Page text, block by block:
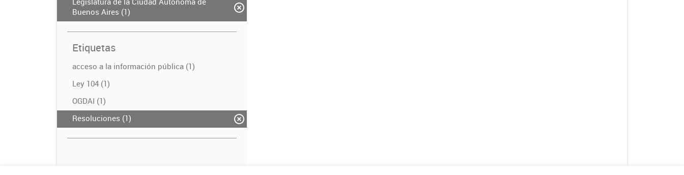
Buenos Aires (1)
Etiquetas
acceso a la información pública (1)
Ley 104 (1)
OGDAI (1)
Resoluciones (1)